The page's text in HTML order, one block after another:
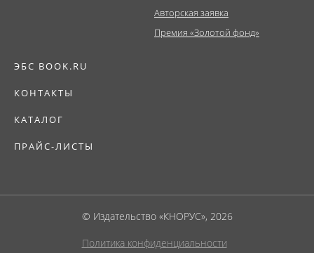
Авторская заявка
Премия «Золотой фонд»
ЭБС BOOK.RU
КОНТАКТЫ
КАТАЛОГ
ПРАЙС-ЛИСТЫ
© Издательство «КНОРУС», 2026
Политика конфиденциальности